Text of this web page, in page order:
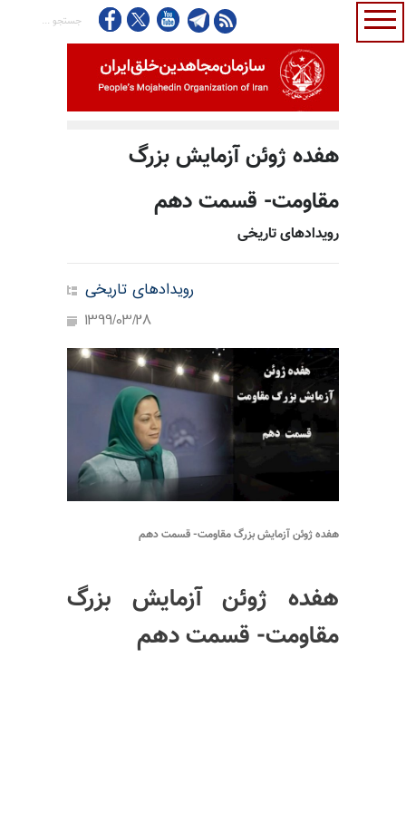
هفده ژوئن آزمایش بزرگ
مقاومت- قسمت دهم
رویدادهای تاریخی
رویدادهای تاریخی
1399/03/28
هفده ژوئن آزمایش بزرگ مقاومت- قسمت دهم
هفده ژوئن آزمایش بزرگ
مقاومت- قسمت دهم